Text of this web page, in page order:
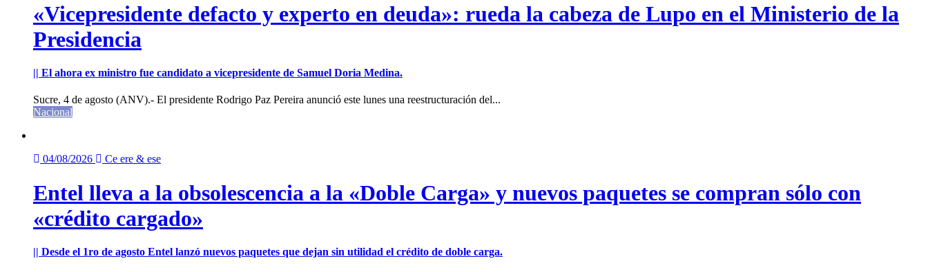
«Vicepresidente defacto y experto en deuda»: rueda la cabeza de Lupo en el Ministerio de la
Presidencia
|| El ahora ex ministro fue candidato a vicepresidente de Samuel Doria Medina.
Sucre, 4 de agosto (ANV).- El presidente Rodrigo Paz Pereira anunció este lunes una reestructuración del...
Nacional
04/08/2026 Ce ere & ese
Entel lleva a la obsolescencia a la «Doble Carga» y nuevos paquetes se compran sólo con
«crédito cargado»
|| Desde el 1ro de agosto Entel lanzó nuevos paquetes que dejan sin utilidad el crédito de doble carga.